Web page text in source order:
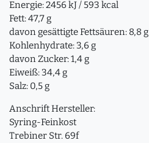
Energie: 2456 kJ / 593 kcal
Fett: 47,7 g
davon gesättigte Fettsäuren: 8,8 g
Kohlenhydrate: 3,6 g
davon Zucker: 1,4 g
Eiweiß: 34,4 g
Salz: 0,5 g
Anschrift Hersteller:
Syring-Feinkost
Trebiner Str. 69f